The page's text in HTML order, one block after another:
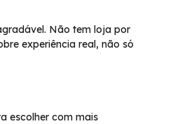
Não tem loja por
experiência real, não só
escolher com mais